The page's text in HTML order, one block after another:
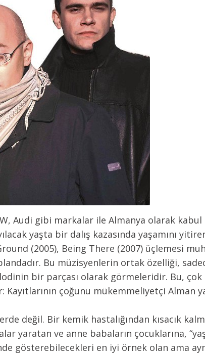
Audi gibi markalar ile Almanya olarak kabul
yaşta bir dalış kazasında yaşamını
(2005), Being There (2007) üçlemesi
Bu müzisyenlerin ortak özelliği,
bir parçası olarak görmeleridir. Bu,
çoğunu mükemmeliyetçi Alman
değil. Bir kemik hastalığından kısacık
yaratan ve anne babaların çocuklarına,
gösterebilecekleri en iyi örnek olan ama